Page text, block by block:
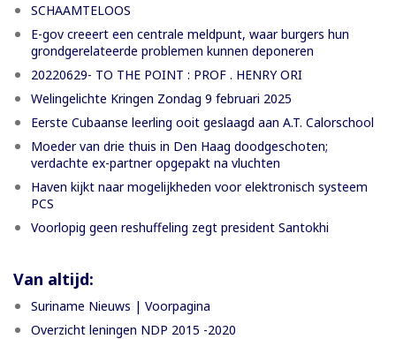
SCHAAMTELOOS
E-gov creeert een centrale meldpunt, waar burgers hun
grondgerelateerde problemen kunnen deponeren
20220629- TO THE POINT : PROF . HENRY ORI
Welingelichte Kringen Zondag 9 februari 2025
Eerste Cubaanse leerling ooit geslaagd aan A.T. Calorschool
Moeder van drie thuis in Den Haag doodgeschoten;
verdachte ex-partner opgepakt na vluchten
Haven kijkt naar mogelijkheden voor elektronisch systeem
PCS
Voorlopig geen reshuffeling zegt president Santokhi
Van altijd:
Suriname Nieuws | Voorpagina
Overzicht leningen NDP 2015 -2020